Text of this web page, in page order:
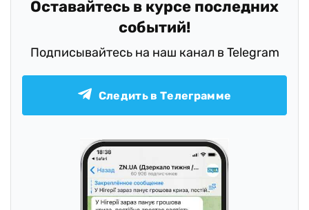
Оставайтесь в курсе последних
событий!
Подписывайтесь на наш канал в Telegram
Следить в Телеграмме